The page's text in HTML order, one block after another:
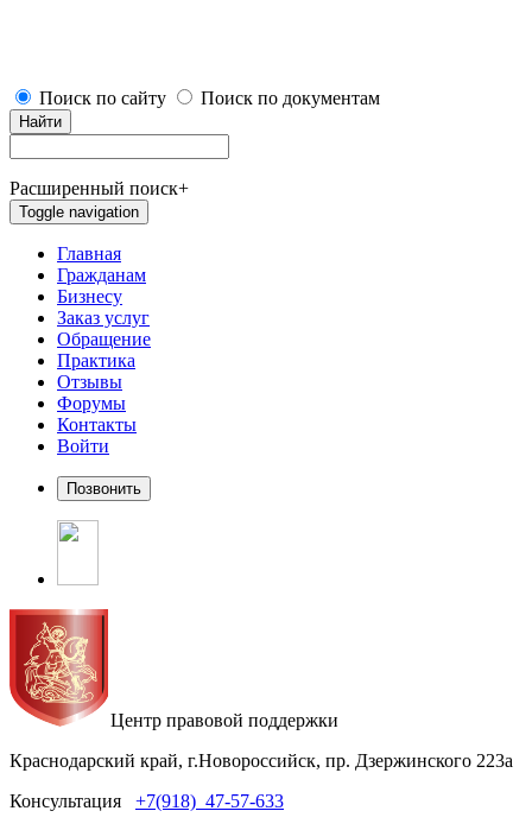
Поиск по сайту Поиск по документам
Найти
Расширенный поиск+
Toggle navigation
Главная
Гражданам
Бизнесу
Заказ услуг
Обращение
Практика
Отзывы
Форумы
Контакты
Войти
Центр правовой поддержки
Краснодарский край, г.Новороссийск, пр. Дзержинского 223а
Консультация +7(918) 47-57-633